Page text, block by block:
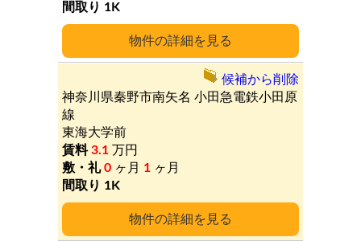
詳細
1K
詳細
神奈川県秦野市南矢名 小田急電鉄小田原
線
東海大学前
3.1 万円
0 ヶ月 1 ヶ月
1K
候補から削除